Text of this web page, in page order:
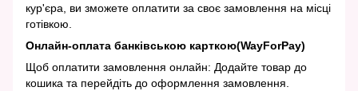
кур'єра, ви зможете оплатити за своє замовлення на місці
готівкою.
Онлайн-оплата банківською карткою(WayForPay)
Щоб оплатити замовлення онлайн: Додайте товар до
кошика та перейдіть до оформлення замовлення.